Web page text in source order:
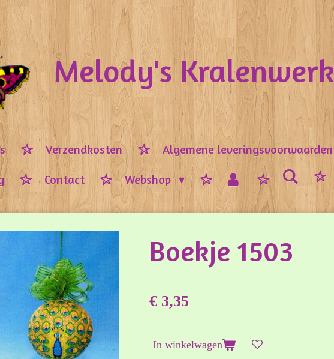
Melody's Kralenwerk
Verzendkosten
Algemene leveringsvoorwaarden
Contact Webshop
Boekje 1503
€ 3,35
In winkelwagen